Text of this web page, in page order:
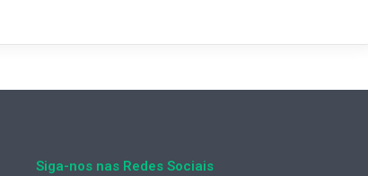
Siga-nos nas Redes Sociais